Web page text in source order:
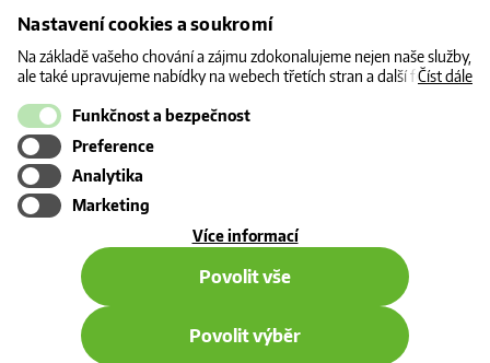
Nastavení cookies a soukromí
Na základě vašeho chování a zájmu zdokonalujeme nejen naše služby,
ale také upravujeme nabídky na webech třetích stran a další formy
souhlasu. Svoje nastavení můžete kdykoliv změnit v zápatí stránky v
„Nastavení soukromí". Více informací o tom, jak se soubory cookies a
osobními údaji pracujeme, včetně možností uplatnění vašich práv,
naleznete na webové stránce v sekci
Číst dále
Funkčnost a bezpečnost
Preference
Analytika
Marketing
Více informacío
Povolit vše
Povolit výběr
CENY
INFORMACE
KONTAKT